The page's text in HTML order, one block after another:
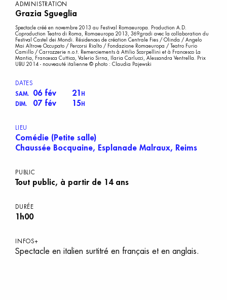
ADMINISTRATION
Grazia Sgueglia
Spectacle créé en novembre 2013 au Festival Romaeuropa. Production A.D.
Coproduction Teatro di Roma, Romaeuropa 2013, 369gradi avec la collaboration du
Festival Castel dei Mondi. Résidences de création Centrale Fies / Olinda / Angelo
Mai Altrove Occupato / Percorsi Rialto / Fondazione Romaeuropa / Teatro Furio
Camillo / Carrozzerie n.o.t. Remerciements à Attilio Scarpellini et à Francesco La
Mantia, Francesca Cuttica, Valerio Sirna, Ilaria Carlucci, Alessandra Ventrella. Prix
UBU 2014 - nouveauté italienne © photo : Claudia Pajewski
DATES
SAM.
06 fév 21
H
DIM.
07 fév 15H
LIEU
Comédie (Petite salle)
Chaussée Bocquaine, Esplanade Malraux, Reims
PUBLIC
Tout public, à partir de 14 ans
DURÉE
1h00
INFOS+
Spectacle en italien surtitré en français et en anglais.